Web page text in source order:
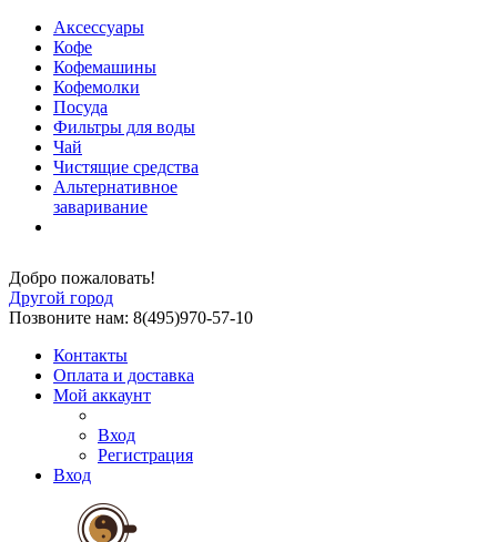
Аксессуары
Кофе
Кофемашины
Кофемолки
Посуда
Фильтры для воды
Чай
Чистящие средства
Альтернативное
заваривание
Добро пожаловать!
Другой город
Позвоните нам: 8(495)970-57-10
Контакты
Оплата и доставка
Мой аккаунт
Вход
Регистрация
Вход